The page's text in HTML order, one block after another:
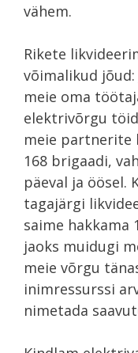
vähem.
Rikete
võimalikud
meie oma
elektrivõrgu
meie partnerite
168 brigaadi,
päeval ja öösel.
tagajärgi
saime hakkama
jaoks muidugi
meie võrgu
inimressurssi
nimetada